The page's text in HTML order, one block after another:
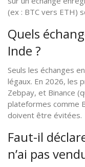
(ex : BTC vers ETH)
Quels
Inde ?
Seuls les échanges
légaux. En 2026, les
Zebpay, et Binance
plateformes comme
doivent être évitées.
Faut-il
n’ai pas